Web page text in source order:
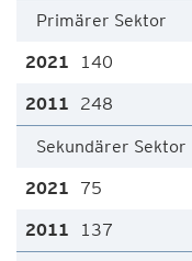
Primärer Sektor
140
248
Sekundärer Sektor
75
137